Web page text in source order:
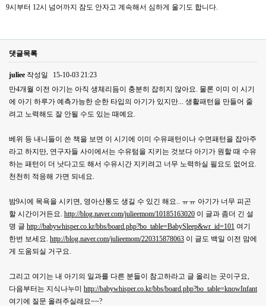
9시부터 12시 넘어까지 잠도 안자고 계속해서 심하게 울기도 합니다.
댓글목록
juliee 작성일
15-10-03 21:23
만4개월 이전 아기는 아직 생체리듬이 충분히 잡히지 않아요. 물론 이미 이 시기
에 아기 하루가 예측가능한 순한 타입의 아기가 있지만... 생활패턴을 만들어 줄
려고 노력해도 잘 안될 수도 있는 때예요.
베위 등 내니들이 쓴 책을 보면 이 시기에 이미 수유패턴이나 수면패턴을 잡아주
라고 하지만, 연구자들 사이에서는 수유텀을 지키는 것보다 아기가 원할 때 수유
하는 패턴이 더 낫다고도 해서 수유시간 지키려고 너무 노력하실 필요도 없어요.
천천히 적응해 가면 되네요.
밤9시에 목욕을 시키면, 영아산통도 생길 수 있긴 해요.. ㅠㅠ 아기가 너무 피곤
할 시간이거든요. http://blog.naver.com/julieemom/10185163020 이 글과 좀더 긴 설
명 글 http://babywhisper.co.kr/bbs/board.php?bo_table=BabySleep&wr_id=101 여기
한번 보세요. http://blog.naver.com/julieemom/220315878063 이 글도 백일 이전 맘에
게 도움되실 거구요.
그리고 여기는 내 아기의 일과를 다른 분들이 참고하라고 글 올리는 곳이구요,
다음부터는 지식나누미 http://babywhisper.co.kr/bbs/board.php?bo_table=knowInfant
여기에 질문 올려주실래요~~?